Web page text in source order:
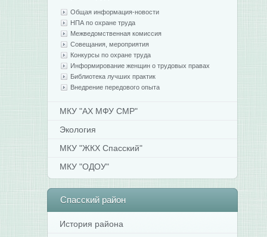
Общая информация-новости
НПА по охране труда
Межведомственная комиссия
Совещания, мероприятия
Конкурсы по охране труда
Информирование женщин о трудовых правах
Библиотека лучших практик
Внедрение передового опыта
МКУ "АХ МФУ СМР"
Экология
МКУ "ЖКХ Спасский"
МКУ "ОДОУ"
Спасскийрайон
История района